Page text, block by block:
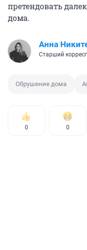
претендовать
дома.
Анна
Старший
Обрушение дома
0 0